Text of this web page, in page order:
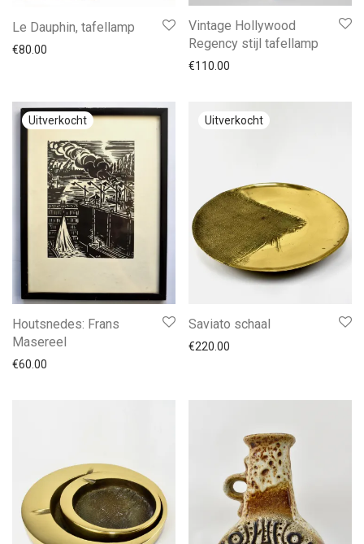
Le Dauphin, tafellamp
€80.00
Vintage Hollywood
Regency stijl tafellamp
€110.00
Houtsnedes: Frans
Masereel
€60.00
Saviato schaal
€220.00